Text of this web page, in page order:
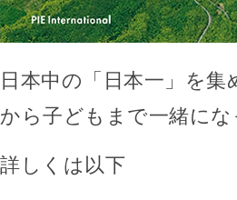
日本中の「日本一」を
から子どもまで一緒に
詳しくは以下